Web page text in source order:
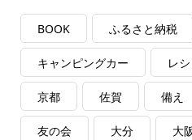
BOOK ふるさと納税
キャンピングカー レ
京都 佐賀 備え
友の会 大分 大